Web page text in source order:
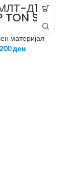
Д111С
TON SM
MS
материјал
ден